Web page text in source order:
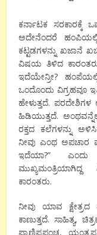
ಕರ್ನಾಟಕ ಸರಕಾರಕ್ಕೆ
ಅದೇನೆಂದರೆ
ಕಟ್ಟಡಗಳನ್ನು ಖಜಾನೆ
ವಿಷಯ ತಿಳಿದ
ಇದೆಯೇನ್ರೀ?
ಒಂದೊಂದು ವಿಗ್ರಹವೂ
ಹೇಳುತ್ತದೆ.
ಹಿಡಿಯುತ್ತದೆ.
ರಕ್ತದ ಕಲೆಗಳನ್ನು
ನೀವು ಎಂಥ ಅಪಚಾರ
ಇದೆಯಾ?” ಎಂದು
ಕಾರಂತರು.
ನೀವು ಯಾವ
ಕಾಣುತ್ತದೆ. ಸಾಹಿತ್ಯ,
ಪ್ರಾಣಿಪ್ರಪಂಚ,